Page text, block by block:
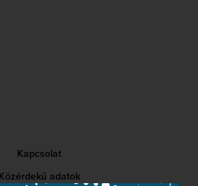
Kapcsolat
Közérdekű adatok